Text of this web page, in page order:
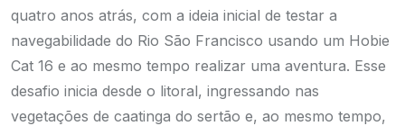
quatro anos atrás, com a ideia inicial de testar a
navegabilidade do Rio São Francisco usando um Hobie
Cat 16 e ao mesmo tempo realizar uma aventura. Esse
desafio inicia desde o litoral, ingressando nas
vegetações de caatinga do sertão e, ao mesmo tempo,